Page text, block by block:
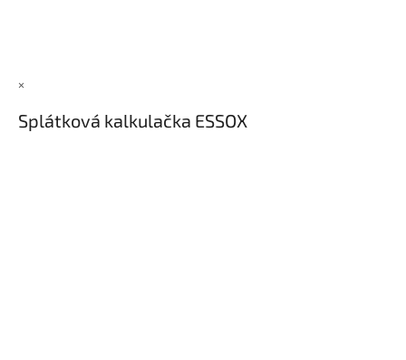
×
Splátková kalkulačka ESSOX